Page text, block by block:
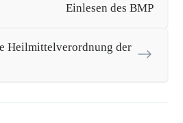
Einlesen des BMP
Heilmittelverordnung der